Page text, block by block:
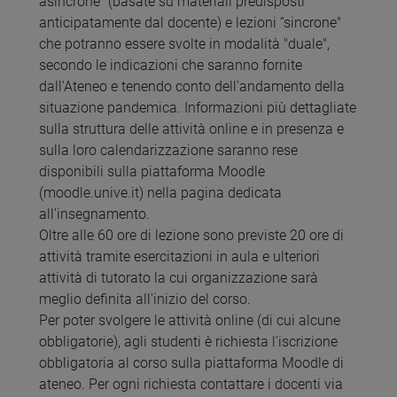
anticipatamente dal docente) e lezioni “sincrone"
che potranno essere svolte in modalità "duale",
secondo le indicazioni che saranno fornite
dall'Ateneo e tenendo conto dell'andamento della
situazione pandemica. Informazioni più dettagliate
sulla struttura delle attività online e in presenza e
sulla loro calendarizzazione saranno rese
disponibili sulla piattaforma Moodle
(moodle.unive.it) nella pagina dedicata
all'insegnamento.
Oltre alle 60 ore di lezione sono previste 20 ore di
attività tramite esercitazioni in aula e ulteriori
attività di tutorato la cui organizzazione sarà
meglio definita all'inizio del corso.
Per poter svolgere le attività online (di cui alcune
obbligatorie), agli studenti è richiesta l'iscrizione
obbligatoria al corso sulla piattaforma Moodle di
ateneo. Per ogni richiesta contattare i docenti via